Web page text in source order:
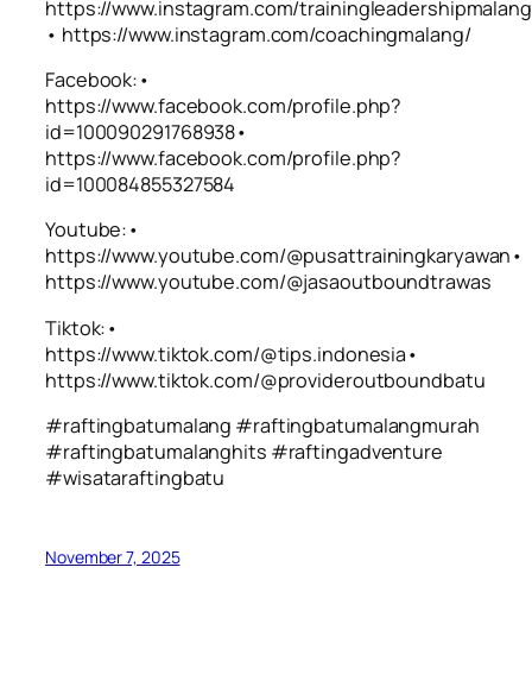
https://www.instagram.com/
• https://www.instagram.com/coachingmalang/
Facebook:•
https://www.facebook.com/profile.php?
id=100090291768938•
https://www.facebook.com/profile.php?
id=100084855327584
Youtube:•
https://www.youtube.com/@pusattrainingkaryawan•
https://www.youtube.com/@jasaoutboundtrawas
Tiktok:•
https://www.tiktok.com/@tips.indonesia•
https://www.tiktok.com/@provideroutboundbatu
#raftingbatumalang #raftingbatumalangmurah
#raftingbatumalanghits #raftingadventure
#wisataraftingbatu
November 7, 2025